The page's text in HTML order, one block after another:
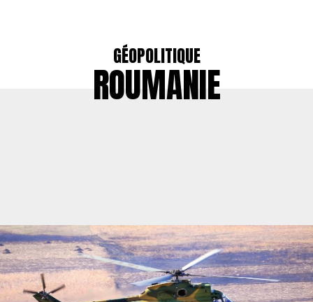
GÉOPOLITIQUE
ROUMANIE